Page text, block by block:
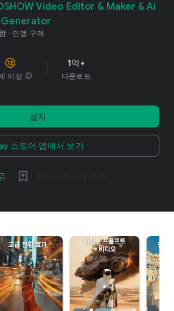
Video Editor & Maker & AI
인앱 구매
이상 info
1억+
다운로드
설치
스토어 앱에서 보기